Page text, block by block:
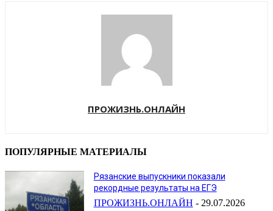
ПРОЖИЗНЬ.ОНЛАЙН
ПОПУЛЯРНЫЕ МАТЕРИАЛЫ
Рязанские выпускники показали
рекордные результаты на ЕГЭ
ПРОЖИЗНЬ.ОНЛАЙН - 29.07.2026